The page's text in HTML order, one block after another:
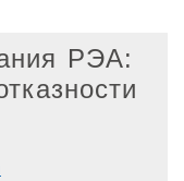
РЭА: